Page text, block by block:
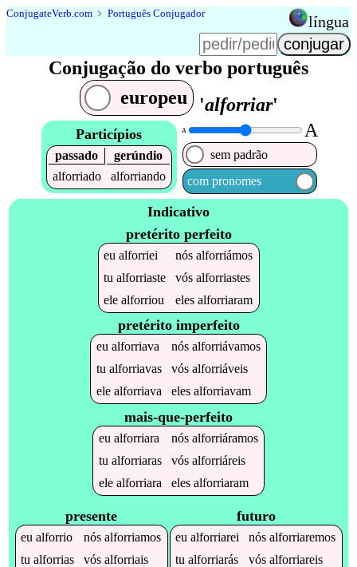
ConjugateVerb.com ﹥ Português Conjugador língua
Conjugação do verbo português
europeu
'alforriar'
Particípios
passado
gerúndio
alforriado
alforriando
A A
sem padrão
com pronomes
Indicativo
pretérito perfeito
eualforriei nósalforriámos
tualforriaste vósalforriastes
elealforriou elesalforriaram
pretérito imperfeito
eu alforriava nós alforriávamos
tu alforriavas vós alforriáveis
ele alforriava eles alforriavam
mais-que-perfeito
eu alforriara nós alforriáramos
tu alforriaras vós alforriáreis
ele alforriara eles alforriaram
presente
eualforrio nósalforriamos
tualforrias vósalforriais
futuro
eualforriarei nósalforriaremos
tualforriarás vósalforriareis